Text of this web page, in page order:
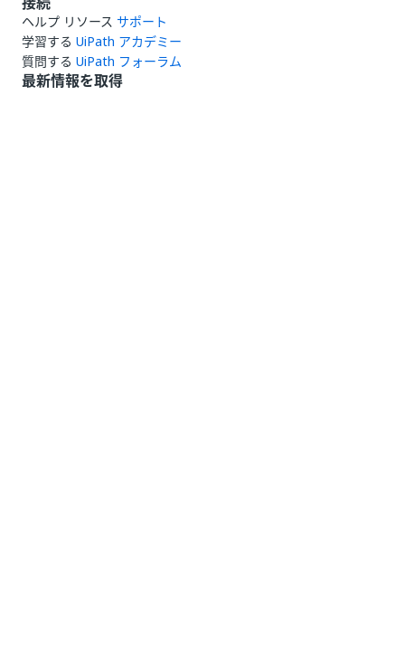
ヘルプ リソース サポート
学習する UiPath アカデミー
質問する UiPath フォーラム
最新情報を取得